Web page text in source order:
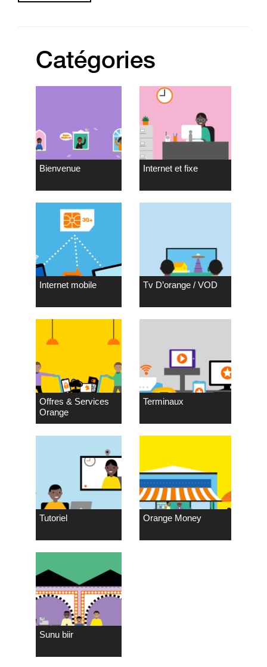
Catégories
Bienvenue Internet et fixe
Internet mobile Tv D’orange / VOD
Offres & Services
Orange
Terminaux
Tutoriel Orange Money
Sunu biir